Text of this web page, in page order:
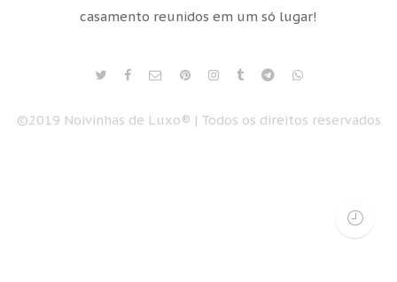
casamento reunidos em um só lugar!
©2019 Noivinhas de Luxo® | Todos os direitos reservados